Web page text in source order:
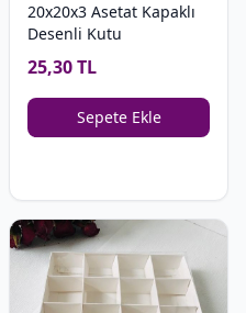
20x20x3 Asetat Kapaklı
Desenli Kutu
25,30 TL
Sepete Ekle